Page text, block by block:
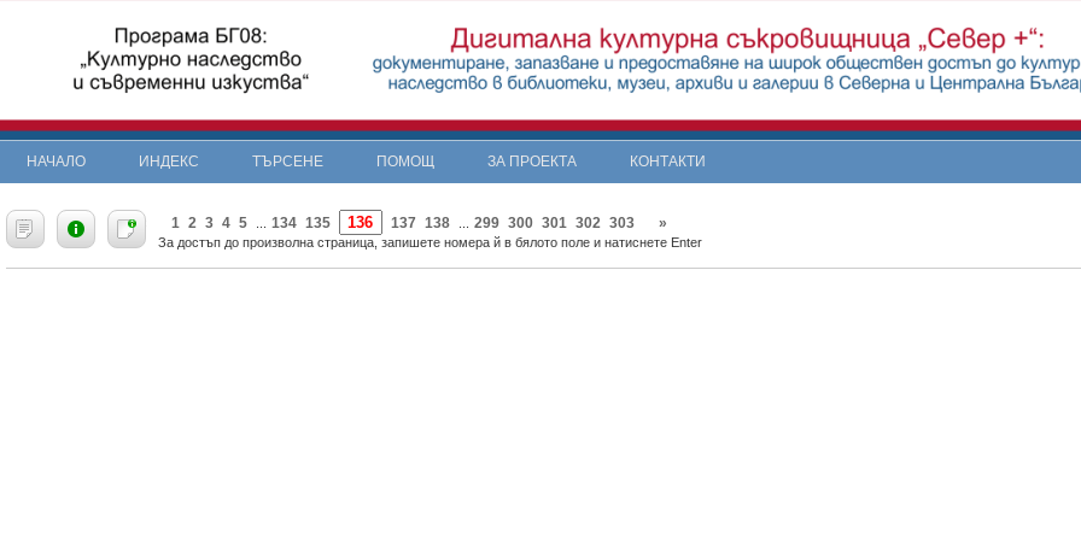
НАЧАЛО ИНДЕКС ТЪРСЕНЕ ПОМОЩ ЗА ПРОЕКТА КОНТАКТИ
1 2 3 4 5 134 135 137 138 299 300 301 302 303 »
За достъп до произволна страница, запишете номера й в бялото поле и натиснете Enter